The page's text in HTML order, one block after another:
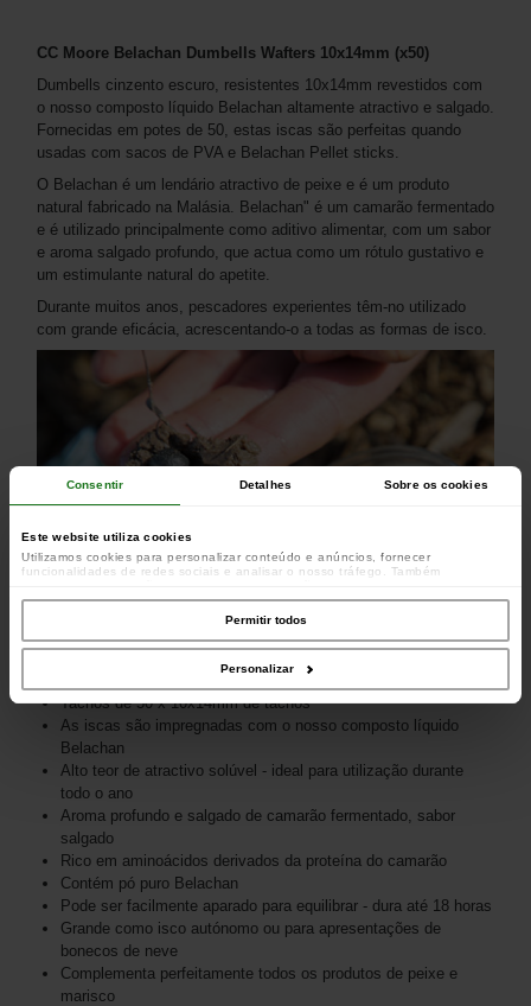
Consentir Detalhes Sobre os cookies
Este website utiliza cookies
Utilizamos cookies para personalizar conteúdo e anúncios, fornecer
funcionalidades de redes sociais e analisar o nosso tráfego. Também
parceiros de redes sociais, de publicidade e de análise, que as podem combinar
com outras informações que lhes forneceu ou recolhidas por estes a partir da
sua utilização dos respetivos serviços.
Permitir todos
Personalizar
CC Moore Belachan Dumbells Wafters 10x14mm (x50)
Dumbells cinzento escuro, resistentes 10x14mm revestidos com
o nosso composto líquido Belachan altamente atractivo e salgado.
Fornecidas em potes de 50, estas iscas são perfeitas quando
usadas com sacos de PVA e Belachan Pellet sticks.
O Belachan é um lendário atractivo de peixe e é um produto
natural fabricado na Malásia. Belachan" é um camarão fermentado
e é utilizado principalmente como aditivo alimentar, com um sabor
e aroma salgado profundo, que actua como um rótulo gustativo e
um estimulante natural do apetite.
Durante muitos anos, pescadores experientes têm-no utilizado
com grande eficácia, acrescentando-o a todas as formas de isco.
Belachan Block isco cinzento enrolado à mão
Tachos de 50 x 10x14mm de tachos
As iscas são impregnadas com o nosso composto líquido
Belachan
Alto teor de atractivo solúvel - ideal para utilização durante
todo o ano
Aroma profundo e salgado de camarão fermentado, sabor
salgado
Rico em aminoácidos derivados da proteína do camarão
Contém pó puro Belachan
Pode ser facilmente aparado para equilibrar - dura até 18 horas
Grande como isco autónomo ou para apresentações de
bonecos de neve
Complementa perfeitamente todos os produtos de peixe e
marisco